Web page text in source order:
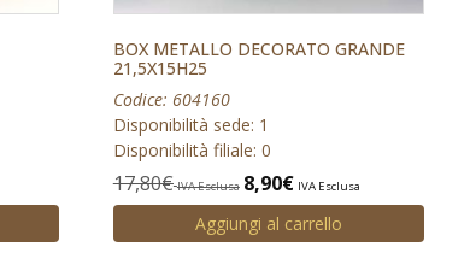
BOX METALLO DECORATO GRANDE
21,5X15H25
Codice: 604160
Disponibilità sede: 1
Disponibilità filiale: 0
17,80€ IVA Esclusa 8,90€ IVA Esclusa
Aggiungi al carrello